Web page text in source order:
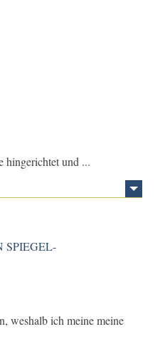
hingerichtet und ...
SPIEGEL-
weshalb ich meine meine